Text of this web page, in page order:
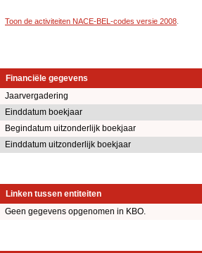
Toon de activiteiten NACE-BEL-codes versie 2008
Financiële gegevens
Jaarvergadering
Einddatum boekjaar
Begindatum uitzonderlijk boekjaar
Einddatum uitzonderlijk boekjaar
Linken tussen entiteiten
Geen gegevens opgenomen in KBO.